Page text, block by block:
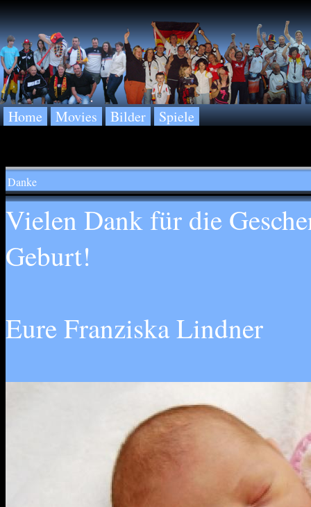
Home Movies Bilder Spiele
Danke
Vielen Dank für die
Geburt!
Eure Franziska Lindner